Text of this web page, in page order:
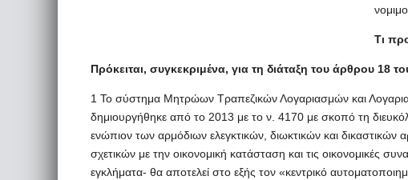
Τι
Πρόκειται, συγκεκριμένα, για τη διάταξη του άρθρου 18
1 Το σύστημα Μητρώων Τραπεζικών Λογαριασμών και
δημιουργήθηκε από το 2013 με το ν. 4170 με σκοπό τη
ενώπιον των αρμόδιων ελεγκτικών, διωκτικών και
σχετικών με την οικονομική κατάσταση και τις οικονομικές
εγκλήματα- θα αποτελεί στο εξής τον «κεντρικό